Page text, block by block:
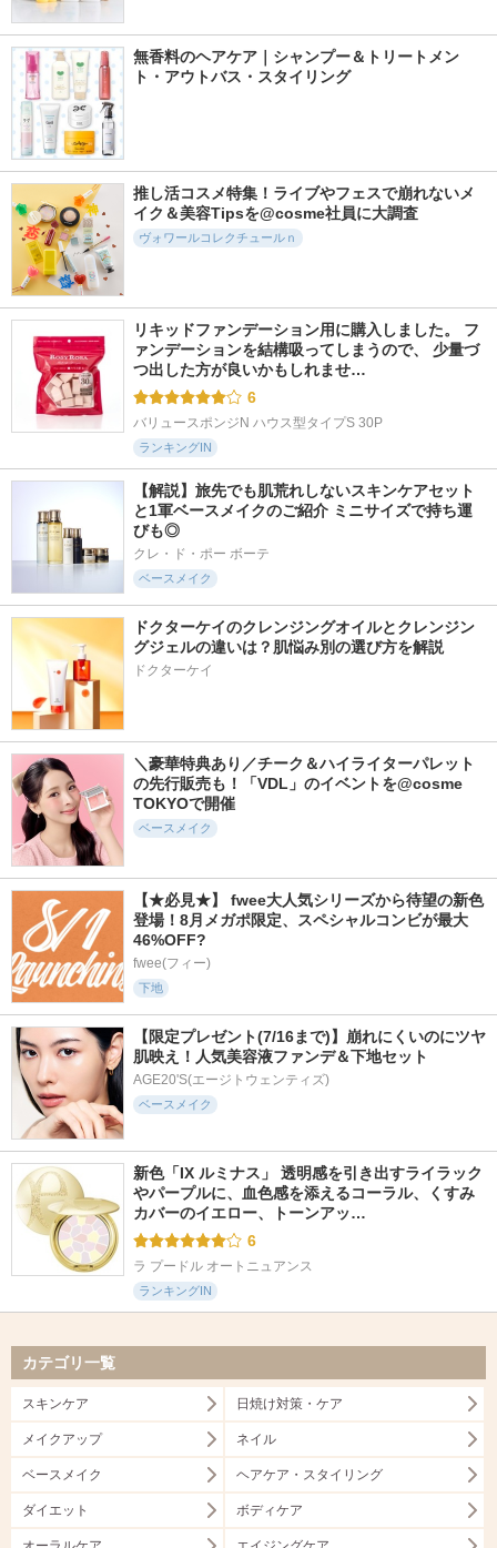
無香料のヘアケア｜シャンプー＆トリートメン
ト・アウトバス・スタイリング
推し活コスメ特集！ライブやフェスで崩れないメ
イク＆美容Tipsを@cosme社員に大調査
ヴォワールコレクチュールｎ
リキッドファンデーション用に購入しました。 フ
ァンデーションを結構吸ってしまうので、 少量づ
つ出した方が良いかもしれませ…
6
バリュースポンジN ハウス型タイプS 30P
ランキングIN
【解説】旅先でも肌荒れしないスキンケアセット
と1軍ベースメイクのご紹介 ミニサイズで持ち運
びも◎
クレ・ド・ポー ボーテ
ベースメイク
ドクターケイのクレンジングオイルとクレンジン
グジェルの違いは？肌悩み別の選び方を解説
ドクターケイ
＼豪華特典あり／チーク＆ハイライターパレット
の先行販売も！「VDL」のイベントを@cosme
TOKYOで開催
ベースメイク
【★必見★】 fwee大人気シリーズから待望の新色
登場！8月メガポ限定、スペシャルコンビが最大
46%OFF?
fwee(フィー)
下地
【限定プレゼント(7/16まで)】崩れにくいのにツヤ
肌映え！人気美容液ファンデ＆下地セット
AGE20'S(エージトウェンティズ)
ベースメイク
新色「IX ルミナス」 透明感を引き出すライラック
やパープルに、血色感を添えるコーラル、くすみ
カバーのイエロー、トーンアッ…
6
ラ プードル オートニュアンス
ランキングIN
カテゴリ一覧
スキンケア 日焼け対策・ケア
メイクアップ ネイル
ベースメイク ヘアケア・スタイリング
ダイエット ボディケア